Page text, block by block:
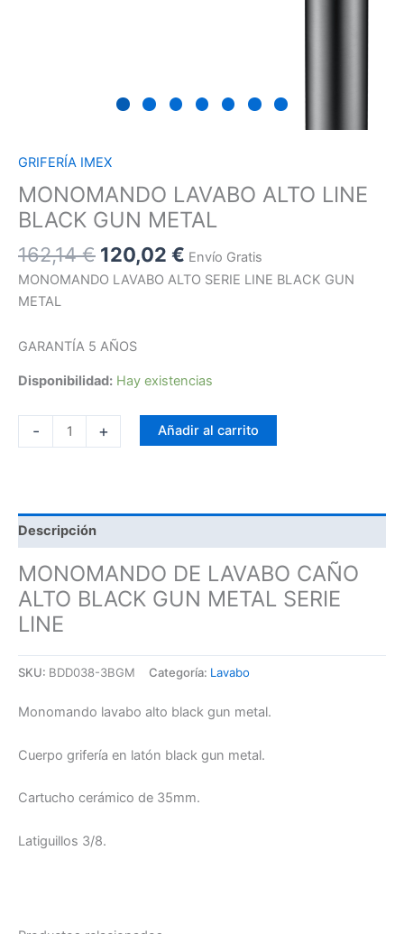
GRIFERÍA IMEX
MONOMANDO LAVABO ALTO LINE
BLACK GUN METAL
162,14€ 120,02 € Envío Gratis
MONOMANDO LAVABO ALTO SERIE LINE BLACK GUN
METAL
GARANTÍA 5 AÑOS
Disponibilidad: Hay existencias
- + Añadir al carrito
Descripción
MONOMANDO DE LAVABO CAÑO
ALTO BLACK GUN METAL SERIE
LINE
SKU: BDD038-3BGM Categoría: Lavabo
Monomando lavabo alto black gun metal.
Cuerpo grifería en latón black gun metal.
Cartucho cerámico de 35mm.
Latiguillos 3/8.